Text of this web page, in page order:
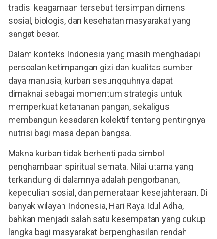
tradisi keagamaan tersebut tersimpan dimensi
sosial, biologis, dan kesehatan masyarakat yang
sangat besar.
Dalam konteks Indonesia yang masih menghadapi
persoalan ketimpangan gizi dan kualitas sumber
daya manusia, kurban sesungguhnya dapat
dimaknai sebagai momentum strategis untuk
memperkuat ketahanan pangan, sekaligus
membangun kesadaran kolektif tentang pentingnya
nutrisi bagi masa depan bangsa.
Makna kurban tidak berhenti pada simbol
penghambaan spiritual semata. Nilai utama yang
terkandung di dalamnya adalah pengorbanan,
kepedulian sosial, dan pemerataan kesejahteraan. Di
banyak wilayah Indonesia, Hari Raya Idul Adha,
bahkan menjadi salah satu kesempatan yang cukup
langka bagi masyarakat berpenghasilan rendah